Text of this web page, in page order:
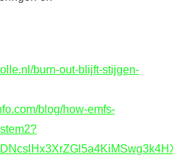
burn-out-blijft-stijgen-
blog/how-emfs-